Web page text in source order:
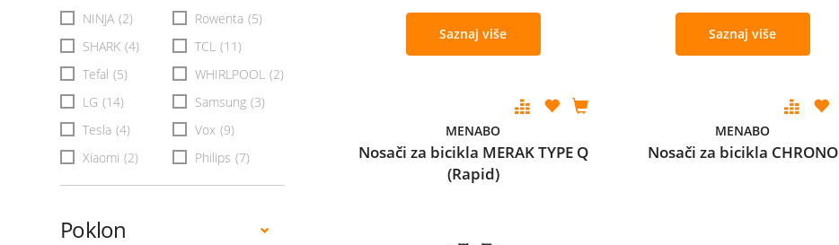
NINJA (2) Rowenta (5)
SHARK (4) TCL (11)
Tefal (5) WHIRLPOOL (2)
LG (14) Samsung (3)
Tesla (4) Vox (9)
Xiaomi (2) Philips (7)
Poklon
Saznaj više Saznaj više
MENABO
Nosači za bicikla MERAK TYPE Q
(Rapid)
MENABO
Nosači za bicikla CHRONO